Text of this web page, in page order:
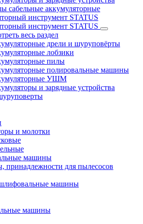
сабельные аккумуляторные
инструмент STATUS
инструмент STATUS
весь раздел
дрели и шуруповёрты
лобзики
пилы
полировальные машины
УШМ
и зарядные устройства
и молотки
машины
принадлежности для пылесосов
машины
машины